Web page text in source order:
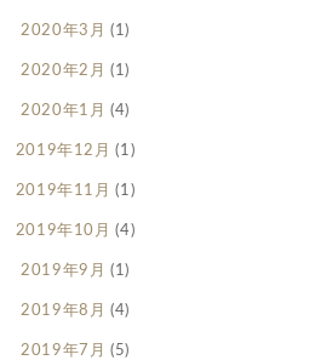
2020年3月 (1)
2020年2月 (1)
2020年1月 (4)
2019年12月 (1)
2019年11月 (1)
2019年10月 (4)
2019年9月 (1)
2019年8月 (4)
2019年7月 (5)